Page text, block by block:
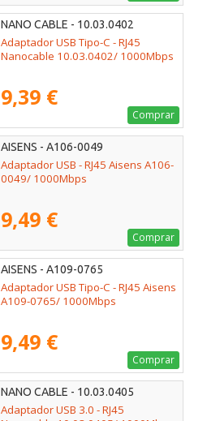
NANO CABLE - 10.03.0402
Adaptador USB Tipo-C - RJ45
Nanocable 10.03.0402/ 1000Mbps
9,39 €
Comprar
AISENS - A106-0049
Adaptador USB - RJ45 Aisens A106-
0049/ 1000Mbps
9,49 €
Comprar
AISENS - A109-0765
Adaptador USB Tipo-C - RJ45 Aisens
A109-0765/ 1000Mbps
9,49 €
Comprar
NANO CABLE - 10.03.0405
Adaptador USB 3.0 - RJ45